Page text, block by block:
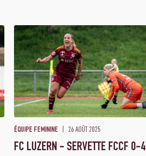
ÉQUIPE FEMININE 26 AOÛT 2025
FC LUZERN - SERVETTE FCCF 0-4